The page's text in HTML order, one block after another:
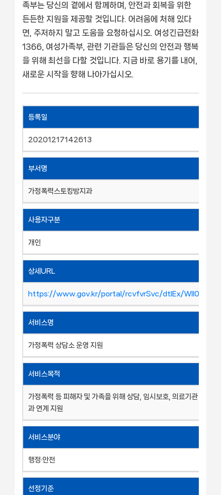
족부는 당신의 곁에서 함께하며, 안전과 회복을 위한
든든한 지원을 제공할 것입니다. 어려움에 처해 있다
면, 주저하지 말고 도움을 요청하십시오. 여성긴급전화
1366, 여성가족부, 관련 기관들은 당신의 안전과 행복
을 위해 최선을 다할 것입니다. 지금 바로 용기를 내어,
새로운 시작을 향해 나아가십시오.
등록일
20201217142613
부서명
가정폭력스토킹방지과
사용자구분
개인
상세URL
https://www.gov.kr/portal/rcvfvrSvc/dtlEx/
서비스명
가정폭력 상담소 운영 지원
서비스목적
가정폭력 등 피해자 및 가족을 위해 상담, 임시보호, 의료기관 보호시
과 연계 지원
서비스분야
행정·안전
선정기준